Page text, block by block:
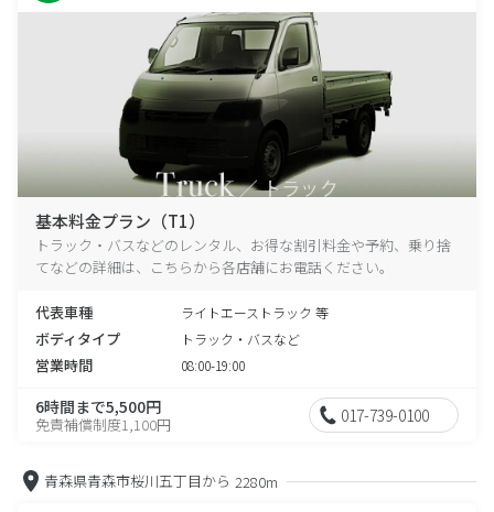
基本料金プラン（T1）
トラック・バスなどのレンタル、お得な割引料金や予約、乗り捨
てなどの詳細は、こちらから各店舗にお電話ください。
代表車種 ライトエーストラック 等
ボディタイプ トラック・バスなど
営業時間 08:00-19:00
6時間まで5,500円
免責補償制度1,100円 017-739-0100
青森県青森市桜川五丁目から 2280m